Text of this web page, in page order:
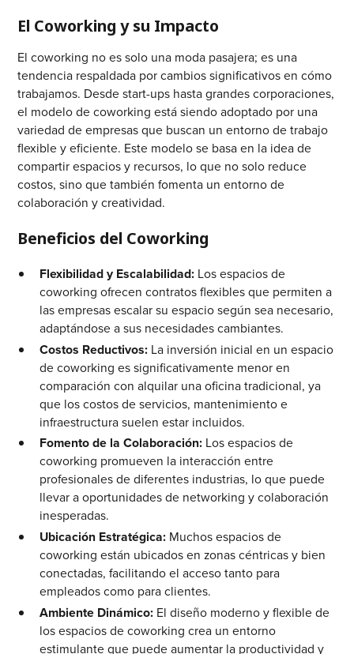
El Coworking y su Impacto
El coworking no es solo una moda pasajera; es una
tendencia respaldada por cambios significativos en cómo
trabajamos. Desde start-ups hasta grandes corporaciones,
el modelo de coworking está siendo adoptado por una
variedad de empresas que buscan un entorno de trabajo
flexible y eficiente. Este modelo se basa en la idea de
compartir espacios y recursos, lo que no solo reduce
costos, sino que también fomenta un entorno de
colaboración y creatividad.
Beneficios del Coworking
Flexibilidad y Escalabilidad:Los espacios de
coworking ofrecen contratos flexibles que permiten a
las empresas escalar su espacio según sea necesario,
adaptándose a sus necesidades cambiantes.
Costos Reductivos:La inversión inicial en un espacio
de coworking es significativamente menor en
comparación con alquilar una oficina tradicional, ya
que los costos de servicios, mantenimiento e
infraestructura suelen estar incluidos.
Fomento de la Colaboración:Los espacios de
coworking promueven la interacción entre
profesionales de diferentes industrias, lo que puede
llevar a oportunidades de networking y colaboración
inesperadas.
Ubicación Estratégica:Muchos espacios de
coworking están ubicados en zonas céntricas y bien
conectadas, facilitando el acceso tanto para
empleados como para clientes.
Ambiente Dinámico:El diseño moderno y flexible de
los espacios de coworking crea un entorno
estimulante que puede aumentar la productividad y